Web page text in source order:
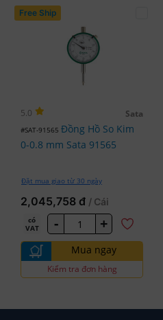
Free Ship
5.0 Sata
#SAT-91565 Đồng Hồ So Kim
0-0.8 mm Sata 91565
Đặt mua giao từ 30 ngày
2,045,758 đ / Cái
có
VAT
- +
Mua ngay
Kiểm tra đơn hàng